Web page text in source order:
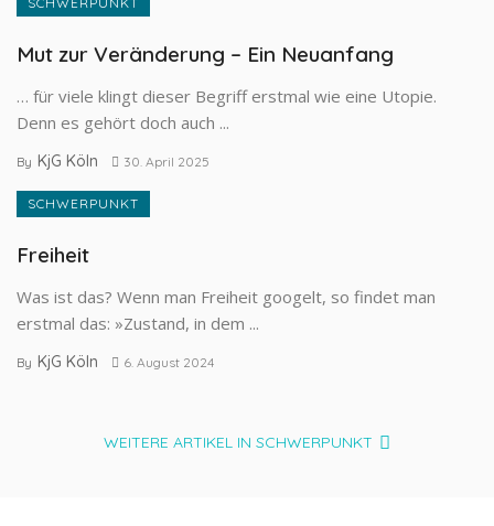
Mut zur Veränderung – Ein Neuanfang
… für viele klingt dieser Begriff erstmal wie eine Utopie.
Denn es gehört doch auch ...
By KjG Köln 30. April 2025
SCHWERPUNKT
Freiheit
Was ist das? Wenn man Freiheit googelt, so findet man
erstmal das: »Zustand, in dem ...
By KjG Köln 6. August 2024
WEITERE ARTIKEL IN SCHWERPUNKT